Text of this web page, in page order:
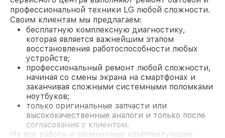
профессиональной техники LG любой сложности.
Своим клиентам мы предлагаем:
бесплатную комплексную диагностику,
которая является важнейшим этапом
восстановления работоспособности любых
устройств;
профессиональный ремонт любой сложности,
начиная со смены экрана на смартфонах и
заканчивая сложными системными поломками
ноутбуков;
только оригинальные запчасти или
высококачественные аналоги и только после
согласования с клиентом.
На все работы и замененные комплектующие